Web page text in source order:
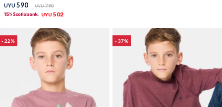
UYU 590 UYU 790
UYU 502
22 37